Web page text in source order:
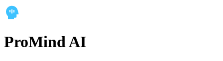
ProMind AI